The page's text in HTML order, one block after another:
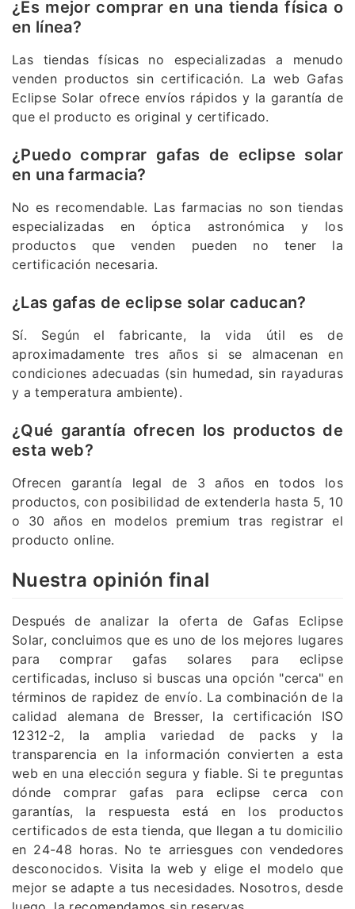
¿Es mejor comprar en una tienda física o
en línea?
Las tiendas físicas no especializadas a menudo
venden productos sin certificación. La web Gafas
Eclipse Solar ofrece envíos rápidos y la garantía de
que el producto es original y certificado.
¿Puedo comprar gafas de eclipse solar
en una farmacia?
No es recomendable. Las farmacias no son tiendas
especializadas en óptica astronómica y los
productos que venden pueden no tener la
certificación necesaria.
¿Las gafas de eclipse solar caducan?
Sí. Según el fabricante, la vida útil es de
aproximadamente tres años si se almacenan en
condiciones adecuadas (sin humedad, sin rayaduras
y a temperatura ambiente).
¿Qué garantía ofrecen los productos de
esta web?
Ofrecen garantía legal de 3 años en todos los
productos, con posibilidad de extenderla hasta 5, 10
o 30 años en modelos premium tras registrar el
producto online.
Nuestra opinión final
Después de analizar la oferta de Gafas Eclipse
Solar, concluimos que es uno de los mejores lugares
para comprar gafas solares para eclipse
certificadas, incluso si buscas una opción "cerca" en
términos de rapidez de envío. La combinación de la
calidad alemana de Bresser, la certificación ISO
12312-2, la amplia variedad de packs y la
transparencia en la información convierten a esta
web en una elección segura y fiable. Si te preguntas
dónde comprar gafas para eclipse cerca con
garantías, la respuesta está en los productos
certificados de esta tienda, que llegan a tu domicilio
en 24-48 horas. No te arriesgues con vendedores
desconocidos. Visita la web y elige el modelo que
mejor se adapte a tus necesidades. Nosotros, desde